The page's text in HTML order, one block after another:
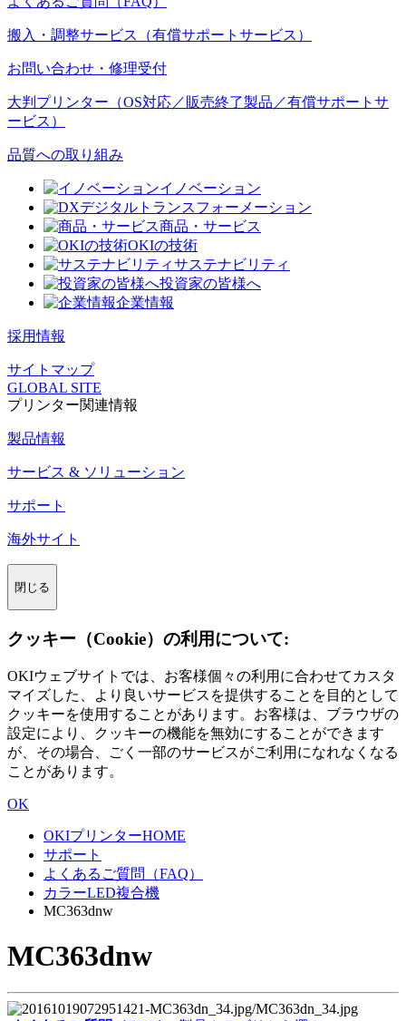
搬入・調整サービス（有償サポートサービス）
お問い合わせ・修理受付
大判プリンター（OS対応／販売終了製品／有償サポートサ
ービス）
品質への取り組み
イノベーション
デジタルトランスフォーメーション
商品・サービス
OKIの技術
サステナビリティ
投資家の皆様へ
企業情報
採用情報
サイトマップ
GLOBAL SITE
プリンター関連情報
製品情報
サービス & ソリューション
サポート
海外サイト
閉じる
クッキー（Cookie）の利用について:
OKIウェブサイトでは、お客様個々の利用に合わせてカスタ
マイズした、より良いサービスを提供することを目的として
クッキーを使用することがあります。お客様は、ブラウザの
設定により、クッキーの機能を無効にすることができます
が、その場合、ごく一部のサービスがご利用になれなくなる
ことがあります。
OK
OKIプリンターHOME
サポート
よくあるご質問（FAQ）
カラーLED複合機
MC363dnw
MC363dnw